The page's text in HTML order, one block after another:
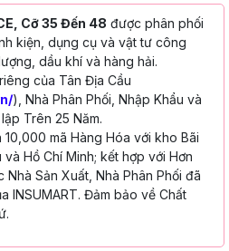
Cỡ 35 Đến 48 được phân phối
kiện, dụng cụ và vật tư công
dầu khí và hàng hải.
của Tân Địa Cầu
), Nhà Phân Phối, Nhập Khẩu và
Trên 25 Năm.
10,000 mã Hàng Hóa với kho Bãi
Hồ Chí Minh; kết hợp với Hơn
Sản Xuất, Nhà Phân Phối đã
INSUMART. Đảm bảo về Chất